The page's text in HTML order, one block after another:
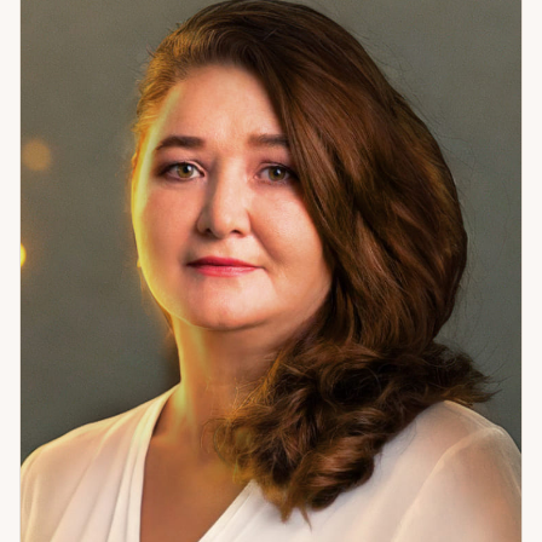
имя человека, особенности ситуации, детали, которые
невозможно угадать. Это не трюк — это то, как работает
прямое считывание. Чаще всего обращаются с вопросами
об отношениях и чувствах партнёра, о ситуациях,
требующих ясности, о следующих шагах. Если нужна
точность, а не общие слова — приходите.